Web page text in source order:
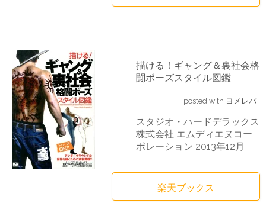
描ける！ギャング＆裏社会格
闘ポーズスタイル図鑑
posted with ヨメレバ
スタジオ・ハードデラックス
株式会社 エムディエヌコー
ポレーション 2013年12月
楽天ブックス